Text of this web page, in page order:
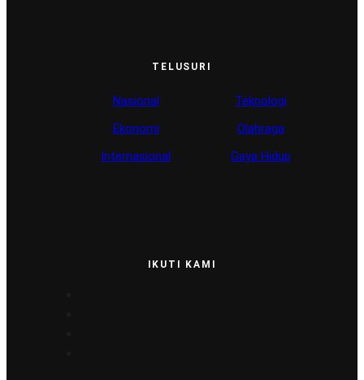
TELUSURI
Nasional
Ekonomi
Internasional
Teknologi
Olahraga
Gaya Hidup
IKUTI KAMI